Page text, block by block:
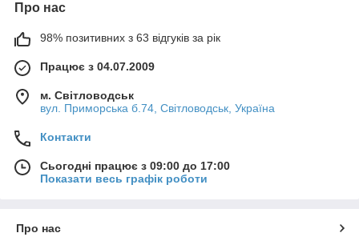
Про нас
98% позитивних з 63 відгуків за рік
Працює з 04.07.2009
м. Світловодськ
вул. Приморська б.74, Світловодськ, Україна
Контакти
Сьогодні працює з 09:00 до 17:00
Показати весь графік роботи
Про нас